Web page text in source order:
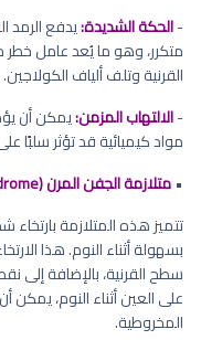
-الحكة الشديدة:يدفع الرمد
متكرر، وهو ما يُعد عامل خطر
القرنية وتلف ألياف الكولاجين.
-الالتهاب المزمن:يمكن أن
مواد كيميائية قد تؤثر سلبًا
•متلازمة الجفن المرن (Floppy Eyelid Syndrome):
تتميز هذه المتلازمة
بسهولة أثناء النوم. هذا
سطح القرنية، بالإضافة
على العين أثناء النوم،
المخروطية.